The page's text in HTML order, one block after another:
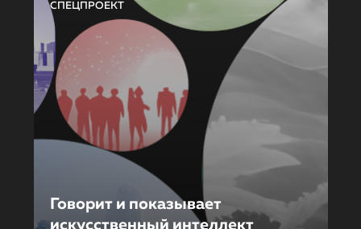
СПЕЦПРОЕКТ
Говорит и показывает
искусственный интеллект